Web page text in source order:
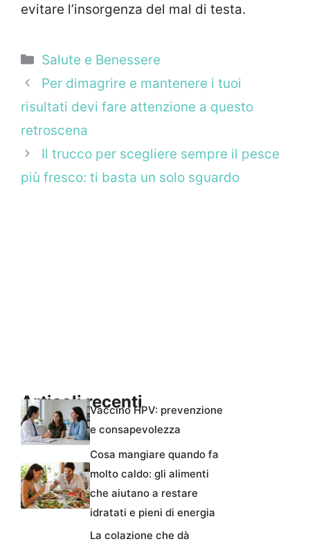
evitare l’insorgenza del mal di testa.
Categorie
Salute e Benessere
Per dimagrire e mantenere i tuoi
risultati devi fare attenzione a questo
retroscena
Il trucco per scegliere sempre il pesce
più fresco: ti basta un solo sguardo
Articoli recentiVaccino HPV: prevenzione
e consapevolezza
Cosa mangiare quando fa
molto caldo: gli alimenti
che aiutano a restare
idratati e pieni di energia
La colazione che dà